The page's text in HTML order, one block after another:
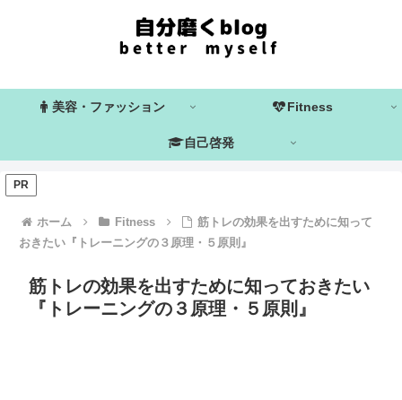
美容・ファッション Fitness
自己啓発
ホーム Fitness
筋トレの効果を出すために知って
おきたい『トレーニングの３原理・５原則』
PR
筋トレの効果を出すために知っておきたい
『トレーニングの３原理・５原則』